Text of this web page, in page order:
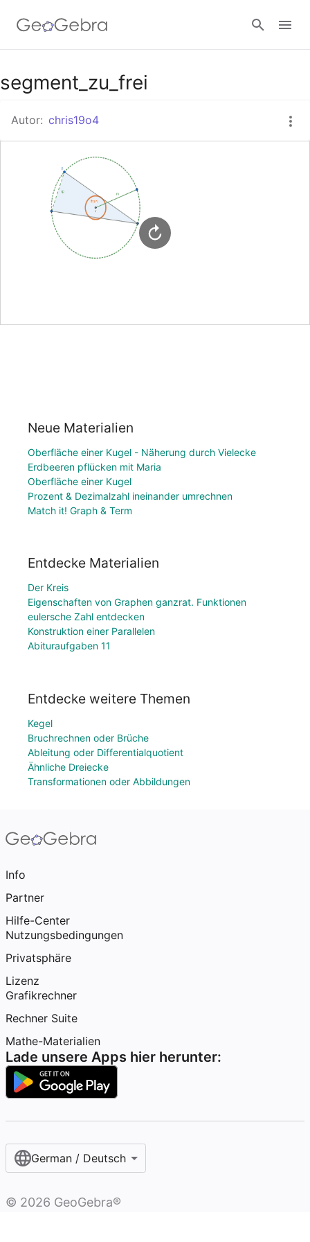
Google Classroom
GeoGebra Classroom
Anmelden
segment_zu_frei
Autor: chris19o4
Neue Materialien
Oberfläche einer Kugel - Näherung durch Vielecke
Erdbeeren pflücken mit Maria
Oberfläche einer Kugel
Prozent & Dezimalzahl ineinander umrechnen
Match it! Graph & Term
Entdecke Materialien
Der Kreis
Eigenschaften von Graphen ganzrat. Funktionen
eulersche Zahl entdecken
Konstruktion einer Parallelen
Abituraufgaben 11
Entdecke weitere Themen
Kegel
Bruchrechnen oder Brüche
Ableitung oder Differentialquotient
Ähnliche Dreiecke
Transformationen oder Abbildungen
Info
Partner
Hilfe-Center
Nutzungsbedingungen
Privatsphäre
Lizenz
Grafikrechner
Rechner Suite
Mathe-Materialien
Lade unsere Apps hier herunter:
German / Deutsch
© 2026 GeoGebra®